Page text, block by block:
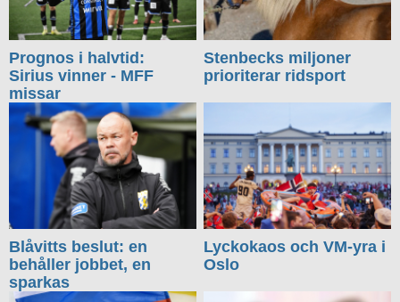
Prognos i halvtid:
Sirius vinner - MFF
missar
Stenbecks miljoner
prioriterar ridsport
Blåvitts beslut: en
behåller jobbet, en
sparkas
Lyckokaos och VM-yra i
Oslo